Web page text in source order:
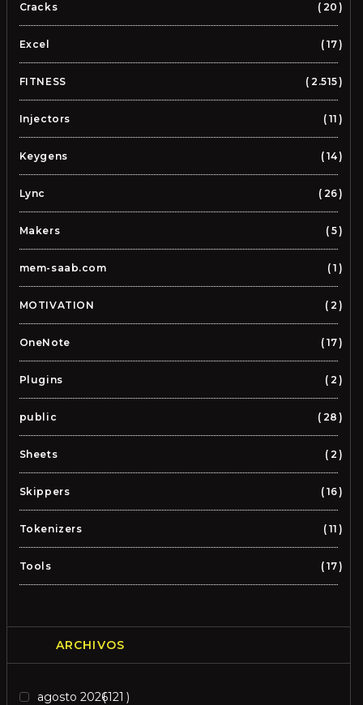
Cracks 20
Excel 17
FITNESS 2.515
Injectors 11
Keygens 14
Lync 26
Makers 5
mem-saab.com 1
MOTIVATION 2
OneNote 17
Plugins 2
public 28
Sheets 2
Skippers 16
Tokenizers 11
Tools 17
ARCHIVOS
agosto 2026121